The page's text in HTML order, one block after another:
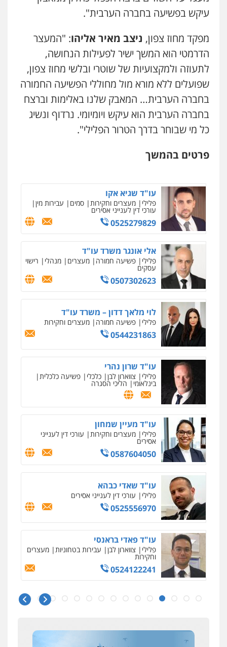
עיקש בפשיעה בחברה הערבית".
מפקד מחוז צפון, ניצב מאיר אליהו: "המעצר
הדרמטי הוא המשך ישיר לפעילות הנחושה,
לתעוזה ולמקצועיות של שוטרי ובלשי מחוז צפון,
שפועלים ללא מורא מול מחוללי הפשיעה החמורה
בחברה הערבית… המאבק שלנו באלימות וברצח
בחברה הערבית הוא עיקש ויומיומי. נרדוף ונשיג
כל מי שבוחר בדרך הטרור הפלילי".
פרטים בהמשך
משפט פלילי
0545437431
עו"ד עלי סעדי
פלילי פשיעה חמורה ליווי וייצוג בחקירות
ומעצרים
0508824984
עו"ד תומר בנישתי
חמורה
0546657865
עו"ד שגיא אקו
פלילי מעצרים וחקירות סמים עבירות מין
עורכי דין לענייני אסירים
0525279829
אלי אונגר משרד עו"ד
פלילי פשיעה חמורה מעצרים מנהלי רישוי
עסקים
0507302623
לוי מלאך דדון – משרד עו"ד
פלילי פשיעה חמורה מעצרים וחקירות
0544231863
עו"ד שרון נהרי
פלילי צווארון לבן כלכלי פשיעה כלכלית
בינלאומי הליכי הסגרה
עו"ד מעיין שמחון
פלילי מעצרים וחקירות עורכי דין לענייני
אסירים
0587604050
עו"ד שאדי כבהא
פלילי עורכי דין לענייני אסירים
0525556970
עו"ד פאדי בראנסי
פלילי צווארון לבן עבירות בטחוניות מעצרים
וחקירות
0524122241
עו"ד אלינור טל
עתירות
ניר קידר – צלם
0504578527
רונן הלל – מוניטין
מחיקת כתבות מגוגל ודחיקת אזכורים